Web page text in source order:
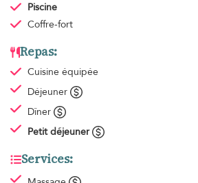
Piscine
Coffre-fort
Repas:
Cuisine équipée
Déjeuner
Dîner
Petit déjeuner
Services: